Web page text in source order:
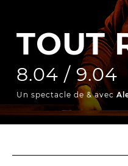
LA SAISON
TOUTE LA
Les Spectacles
TOUT
8.04 / 9.04
Un spectacle de & avec